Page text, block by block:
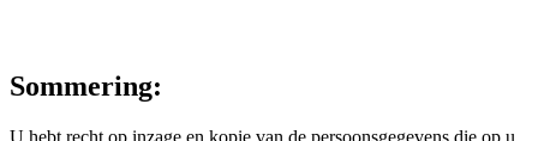
Sommering: